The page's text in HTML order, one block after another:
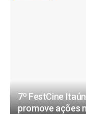
7º FestCine
promove ações